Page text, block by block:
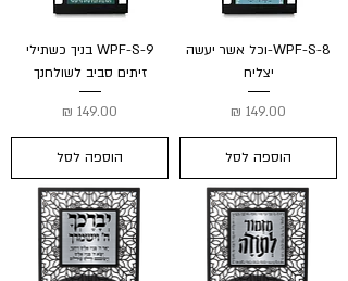
WPF-S-8-וכל אשר יעשה
יצליח
מחיר
הוספה לסל
WPF-S-9 בניך כשתילי
זיתים סביב לשולחנך
מחיר
הוספה לסל